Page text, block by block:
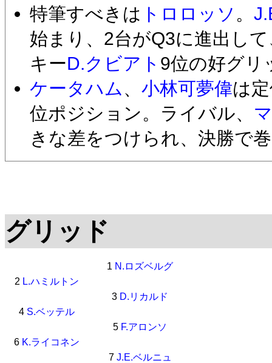
特筆すべきは トロロッソ 。
始まり、2台がQ3に進出して
キーD.クビアト 9位の好グリ
ケータハム 、 小林可夢偉は
位ポジション。ライバル、
きな差をつけられ、決勝で
グリッド
1 N.ロズベルグ
2 L.ハミルトン
3 D.リカルド
4 S.ベッテル
5 F.アロンソ
6 K.ライコネン
7 J.E.ベルニュ